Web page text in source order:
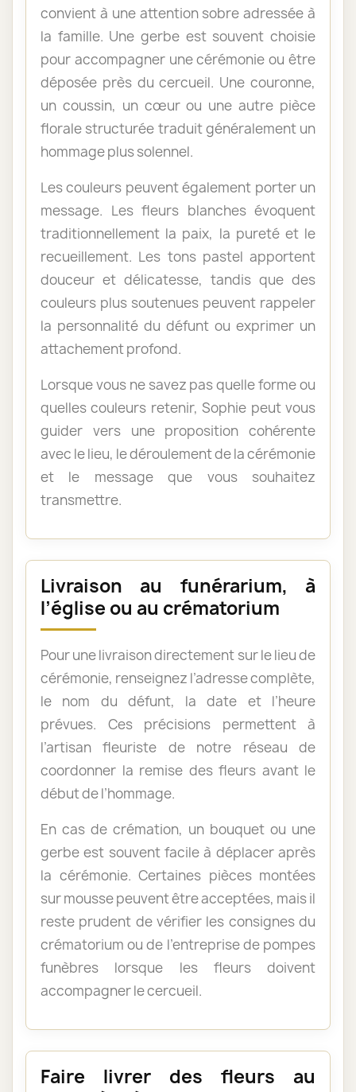
convient à une attention sobre adressée à
la famille. Une gerbe est souvent choisie
pour accompagner une cérémonie ou être
déposée près du cercueil. Une couronne,
un coussin, un cœur ou une autre pièce
florale structurée traduit généralement un
hommage plus solennel.
Les couleurs peuvent également porter un
message. Les fleurs blanches évoquent
traditionnellement la paix, la pureté et le
recueillement. Les tons pastel apportent
douceur et délicatesse, tandis que des
couleurs plus soutenues peuvent rappeler
la personnalité du défunt ou exprimer un
attachement profond.
Lorsque vous ne savez pas quelle forme ou
quelles couleurs retenir, Sophie peut vous
guider vers une proposition cohérente
avec le lieu, le déroulement de la cérémonie
et le message que vous souhaitez
transmettre.
Livraison au funérarium, à
l’église ou au crématorium
Pour une livraison directement sur le lieu de
cérémonie, renseignez l’adresse complète,
le nom du défunt, la date et l’heure
prévues. Ces précisions permettent à
l’artisan fleuriste de notre réseau de
coordonner la remise des fleurs avant le
début de l’hommage.
En cas de crémation, un bouquet ou une
gerbe est souvent facile à déplacer après
la cérémonie. Certaines pièces montées
sur mousse peuvent être acceptées, mais il
reste prudent de vérifier les consignes du
crématorium ou de l’entreprise de pompes
funèbres lorsque les fleurs doivent
accompagner le cercueil.
Faire livrer des fleurs au